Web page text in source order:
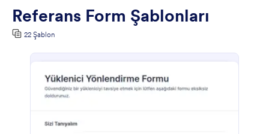
Referans Form Şablonları
22 Şablon